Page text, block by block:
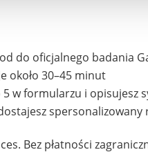
do oficjalnego badania
około 30–45 minut
w formularzu i opisujesz
Bez płatności